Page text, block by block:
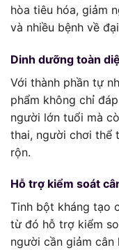
hòa tiêu hóa, giảm
và nhiều bệnh về
Dinh dưỡng toàn
Với thành phần tự
phẩm không chỉ
người lớn tuổi mà
thai, người chơi thể
rộn.
Hỗ trợ kiểm soát
Tinh bột kháng tạo
từ đó hỗ trợ kiểm
người cần giảm cân